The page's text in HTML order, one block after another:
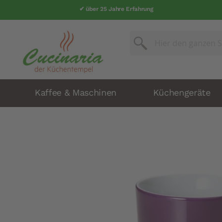
✔ über 25 Jahre Erfahrung
Suche
Kaffee & Maschinen Küchengeräte